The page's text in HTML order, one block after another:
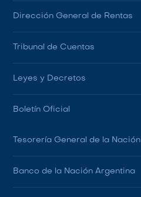
Dirección General de Rentas
Tribunal de Cuentas
Leyes y Decretos
Boletín Oficial
Tesorería General de la Nación
Banco de la Nación Argentina